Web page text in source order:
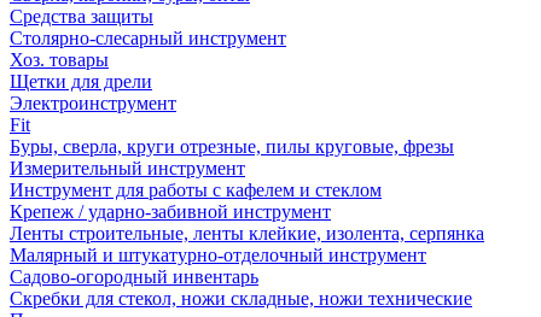
Средства защиты
Столярно-слесарный инструмент
Хоз. товары
Щетки для дрели
Электроинструмент
Fit
Буры, сверла, круги отрезные, пилы круговые, фрезы
Измерительный инструмент
Инструмент для работы с кафелем и стеклом
Крепеж / ударно-забивной инструмент
Ленты строительные, ленты клейкие, изолента, серпянка
Малярный и штукатурно-отделочный инструмент
Садово-огородный инвентарь
Скребки для стекол, ножи складные, ножи технические